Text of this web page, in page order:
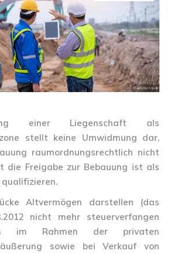
einer Liegenschaft als
stellt keine Umwidmung dar,
raumordnungsrechtlich nicht
die Freigabe zur Bebauung ist als
Altvermögen darstellen (das
nicht mehr steuerverfangen
im Rahmen der privaten
sowie bei Verkauf von